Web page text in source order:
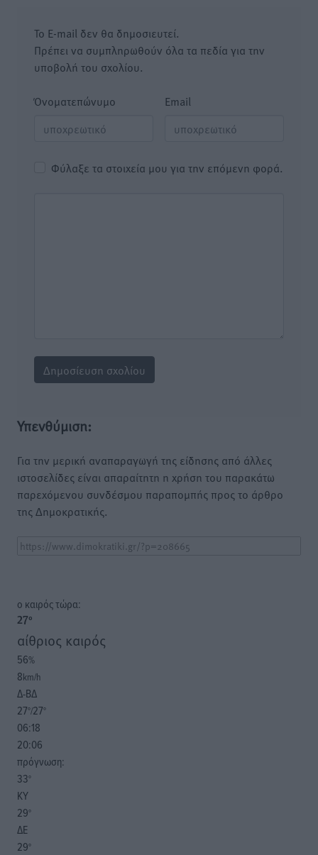
Το E-mail δεν θα δημοσιευτεί.
Πρέπει να συμπληρωθούν όλα τα πεδία για την
υποβολή του σχολίου.
Όνοματεπώνυμο Email
Φύλαξε τα στοιχεία μου για την επόμενη φορά.
Υπενθύμιση:
Για την μερική αναπαραγωγή της είδησης από άλλες
ιστοσελίδες είναι απαραίτητη η χρήση του παρακάτω
παρεχόμενου συνδέσμου παραπομπής προς το άρθρο
της Δημοκρατικής.
o καιρός τώρα:
27°
αίθριος καιρός
56%
8km/h
Δ-ΒΔ
27°/27°
06:18
20:06
πρόγνωση:
33°
ΚΥ
29°
ΔΕ
29°